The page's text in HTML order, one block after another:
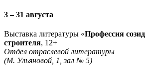
3 – 31 августа
Выставка литературы «Профессия
строителя, 12+
Отдел отраслевой литературы
(М. Ульяновой, 1, зал № 5)